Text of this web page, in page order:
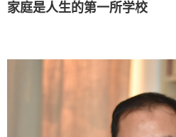
家庭是人生的第一所学校